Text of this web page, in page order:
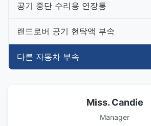
공기 중단 수리용 연장통
랜드로버 공기 현탁액 부속
다른 자동차 부속
Miss. Candie
Manager